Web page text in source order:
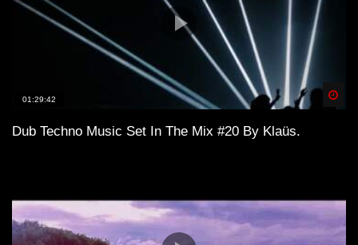
01:29:42
Dub Techno Music Set In The Mix #20 By Klaüs.